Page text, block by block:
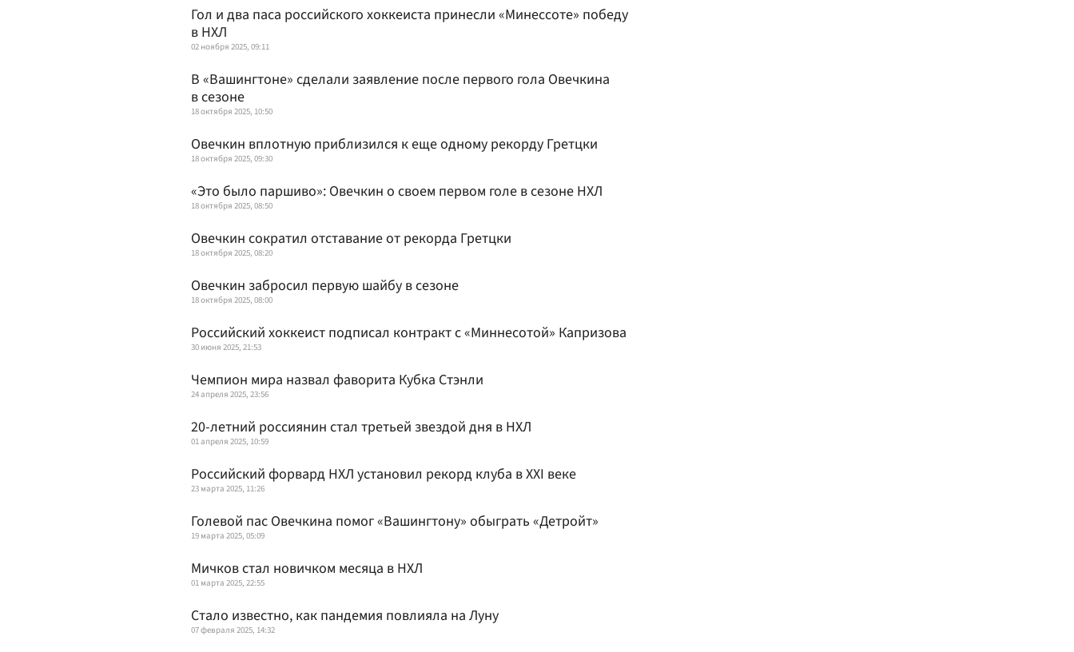
Гол и два паса российского хоккеиста принесли «Минессоте» победу
в НХЛ
02 ноября 2025, 09:11
В «Вашингтоне» сделали заявление после первого гола Овечкина
в сезоне
18 октября 2025, 10:50
Овечкин вплотную приблизился к еще одному рекорду Гретцки
18 октября 2025, 09:30
«Это было паршиво»: Овечкин о своем первом голе в сезоне НХЛ
18 октября 2025, 08:50
Овечкин сократил отставание от рекорда Гретцки
18 октября 2025, 08:20
Овечкин забросил первую шайбу в сезоне
18 октября 2025, 08:00
Российский хоккеист подписал контракт с «Миннесотой» Капризова
30 июня 2025, 21:53
Чемпион мира назвал фаворита Кубка Стэнли
24 апреля 2025, 23:56
20-летний россиянин стал третьей звездой дня в НХЛ
01 апреля 2025, 10:59
Российский форвард НХЛ установил рекорд клуба в XXI веке
23 марта 2025, 11:26
Голевой пас Овечкина помог «Вашингтону» обыграть «Детройт»
19 марта 2025, 05:09
Мичков стал новичком месяца в НХЛ
01 марта 2025, 22:55
Стало известно, как пандемия повлияла на Луну
07 февраля 2025, 14:32